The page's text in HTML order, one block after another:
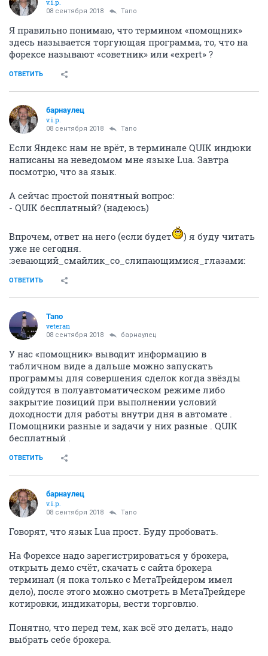
v.i.p.
08 сентября 2018 Tano
Я правильно понимаю, что термином «помощник»
здесь называется торгующая программа, то, что на
форексе называют «советник» или «expert» ?
ОТВЕТИТЬ
барнаулец
v.i.p.
08 сентября 2018 Tano
Если Яндекс нам не врёт, в терминале QUIK индюки
написаны на неведомом мне языке Lua. Завтра
посмотрю, что за язык.
А сейчас простой понятный вопрос:
- QUIK бесплатный? (надеюсь)
Впрочем, ответ на него (если будет
) я буду читать
уже не сегодня.
:зевающий_смайлик_со_слипающимися_глазами:
ОТВЕТИТЬ
Tano
veteran
08 сентября 2018 барнаулец
У нас «помощник» выводит информацию в
табличном виде а дальше можно запускать
программы для совершения сделок когда звёзды
сойдутся в полуавтоматическом режиме либо
закрытие позиций при выполнении условий
доходности для работы внутри дня в автомате .
Помощники разные и задачи у них разные . QUIK
бесплатный .
ОТВЕТИТЬ
барнаулец
v.i.p.
08 сентября 2018 Tano
Говорят, что язык Lua прост. Буду пробовать.
На Форексе надо зарегистрироваться у брокера,
открыть демо счёт, скачать с сайта брокера
терминал (я пока только с МетаТрейдером имел
дело), после этого можно смотреть в МетаТрейдере
котировки, индикаторы, вести торговлю.
Понятно, что перед тем, как всё это делать, надо
выбрать себе брокера.